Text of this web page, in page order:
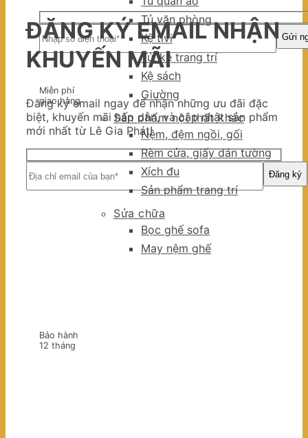
Tủ văn phòng
Kệ tivi
Tủ, kệ trang trí
Kệ sách
Giường
Sản phẩm nội thất khác
Nệm, đệm ngồi, gối
Rèm cửa, giấy dán tường
Xích đu
Sản phẩm trang trí
Sửa chữa
Bọc ghế sofa
May nệm ghế
Miễn phí
giao hàng
Bảo hành
12 tháng
ĐĂNG KÝ EMAIL NHẬN
KHUYẾN MÃI
Đăng ký email ngay để nhận những ưu đãi đặc
biệt, khuyến mãi hấp dẫn, và cập nhật sản phẩm
mới nhất từ Lê Gia Phát!